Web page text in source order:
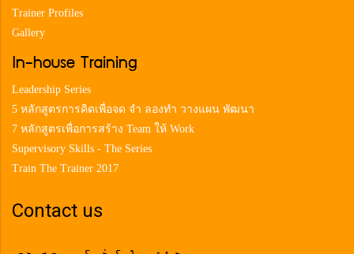
Trainer Profiles
Gallery
In-house Training
Leadership Series
5 หลักสูตรการคิดเพื่อจด จำ ลองทำ วางแผน พัฒนา
7 หลักสูตรเพื่อการสร้าง Team ให้ Work
Supervisory Skills - The Series
Train The Trainer 2017
Contact us